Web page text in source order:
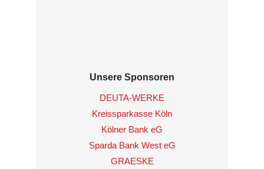
Unsere Sponsoren
DEUTA-WERKE
Kreissparkasse Köln
Kölner Bank eG
Sparda Bank West eG
GRAESKE